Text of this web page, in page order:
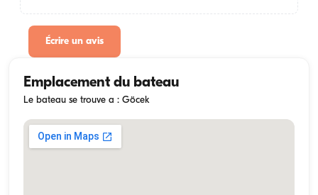
Écrire un avis
Emplacement du bateau
Le bateau se trouve a : Göcek